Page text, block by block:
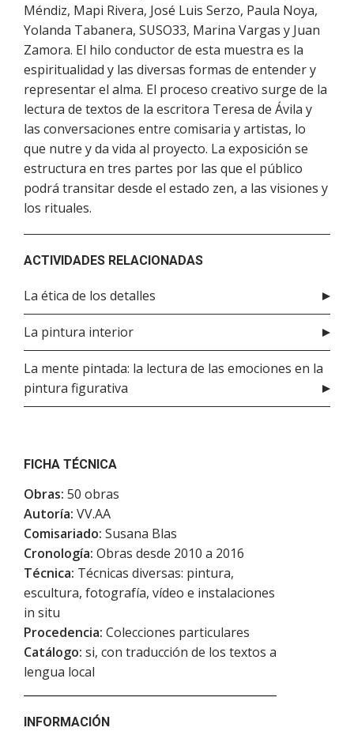
Méndiz, Mapi Rivera, José Luis Serzo, Paula Noya,
Yolanda Tabanera, SUSO33, Marina Vargas y Juan
Zamora. El hilo conductor de esta muestra es la
espiritualidad y las diversas formas de entender y
representar el alma. El proceso creativo surge de la
lectura de textos de la escritora Teresa de Ávila y
las conversaciones entre comisaria y artistas, lo
que nutre y da vida al proyecto. La exposición se
estructura en tres partes por las que el público
podrá transitar desde el estado zen, a las visiones y
los rituales.
ACTIVIDADES RELACIONADAS
La ética de los detalles
La pintura interior
La mente pintada: la lectura de las emociones en la
pintura figurativa
FICHA TÉCNICA
Obras: 50 obras
Autoría: VV.AA
Comisariado: Susana Blas
Cronología: Obras desde 2010 a 2016
Técnica: Técnicas diversas: pintura,
escultura, fotografía, vídeo e instalaciones
in situ
Procedencia: Colecciones particulares
Catálogo: si, con traducción de los textos a
lengua local
INFORMACIÓN